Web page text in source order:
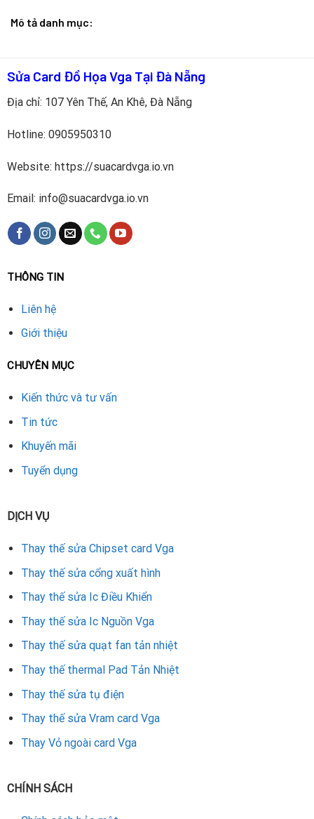
Mô tả danh mục:
Sửa Card Đồ Họa Vga Tại Đà Nẵng
Địa chỉ: 107 Yên Thế, An Khê, Đà Nẵng
Hotline: 0905950310
Website: https://suacardvga.io.vn
Email: info@suacardvga.io.vn
THÔNG TIN
Liên hệ
Giới thiệu
CHUYÊN MỤC
Kiến thức và tư vấn
Tin tức
Khuyến mãi
Tuyển dụng
DỊCH VỤ
Thay thế sửa Chipset card Vga
Thay thế sửa cổng xuất hình
Thay thế sửa Ic Điều Khiển
Thay thế sửa Ic Nguồn Vga
Thay thế sửa quạt fan tản nhiệt
Thay thế thermal Pad Tản Nhiệt
Thay thế sửa tụ điện
Thay thế sửa Vram card Vga
Thay Vỏ ngoài card Vga
CHÍNH SÁCH